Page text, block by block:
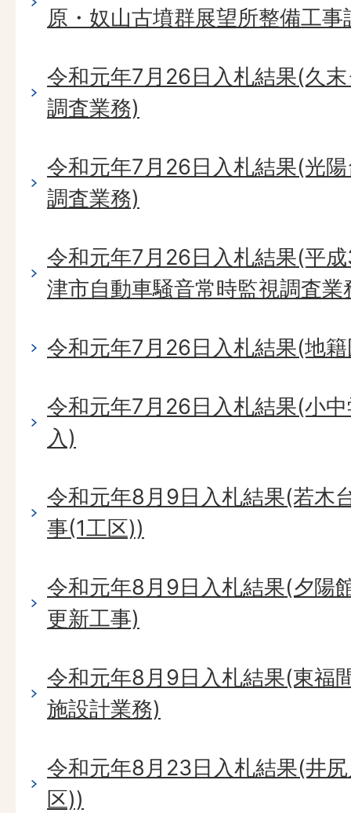
原・奴山古墳群展望所整備工
令和元年7月26日入札結果(久
調査業務)
令和元年7月26日入札結果(光
調査業務)
令和元年7月26日入札結果(平
津市自動車騒音常時監視調査業
令和元年7月26日入札結果(地
令和元年7月26日入札結果(小
入)
令和元年8月9日入札結果(若木
事(1工区))
令和元年8月9日入札結果(夕陽
更新工事)
令和元年8月9日入札結果(東福
施設計業務)
令和元年8月23日入札結果(井
区))